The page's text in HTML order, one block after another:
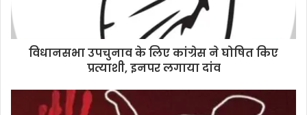
l
a
d
विधानसभा उपचुनाव के लिए कांग्रेस ने घोषित किए
प्रत्याशी, इनपर लगाया दांव